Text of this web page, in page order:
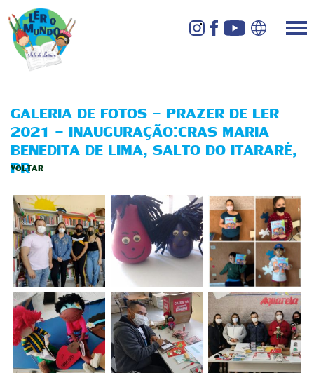
GALERIA DE FOTOS - PRAZER DE LER
2021 - INAUGURAÇÃO:CRAS MARIA
BENEDITA DE LIMA, SALTO DO ITARARÉ,
PR
VOLTAR